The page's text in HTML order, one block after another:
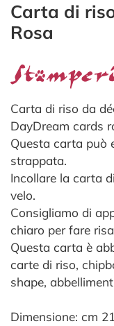
Carta di
Rosa
Carta di riso da
DayDream cards
Questa carta può
strappata.
Incollare la carta
velo.
Consigliamo di
chiaro per fare
Questa carta è
carte di riso,
shape,
Dimensione: cm